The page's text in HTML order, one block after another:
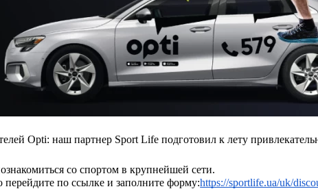
Opti: наш партнер Sport Life подготовил к лету
со спортом в крупнейшей сети.
по ссылке и заполните форму:https://sportlife.ua/uk/